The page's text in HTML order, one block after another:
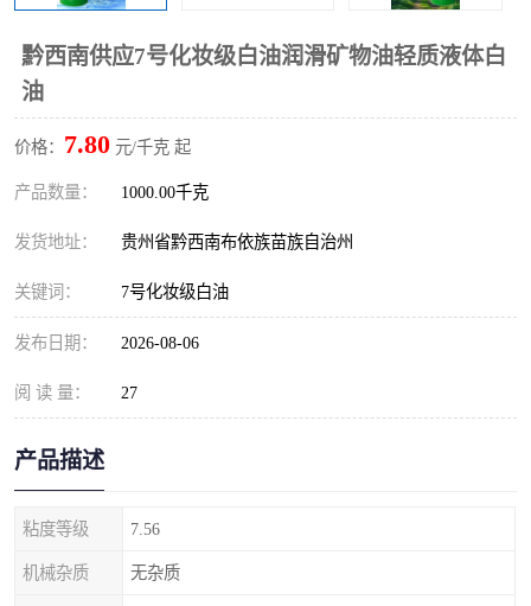
黔西南供应7号化妆级白油润滑矿物油轻质液体白
油
价格： 7.80 元/千克 起
产品数量： 1000.00千克
发货地址： 贵州省黔西南布依族苗族自治州
关键词： 7号化妆级白油
发布日期： 2026-08-06
阅 读 量： 27
产品描述
粘度等级 7.56
机械杂质 无杂质